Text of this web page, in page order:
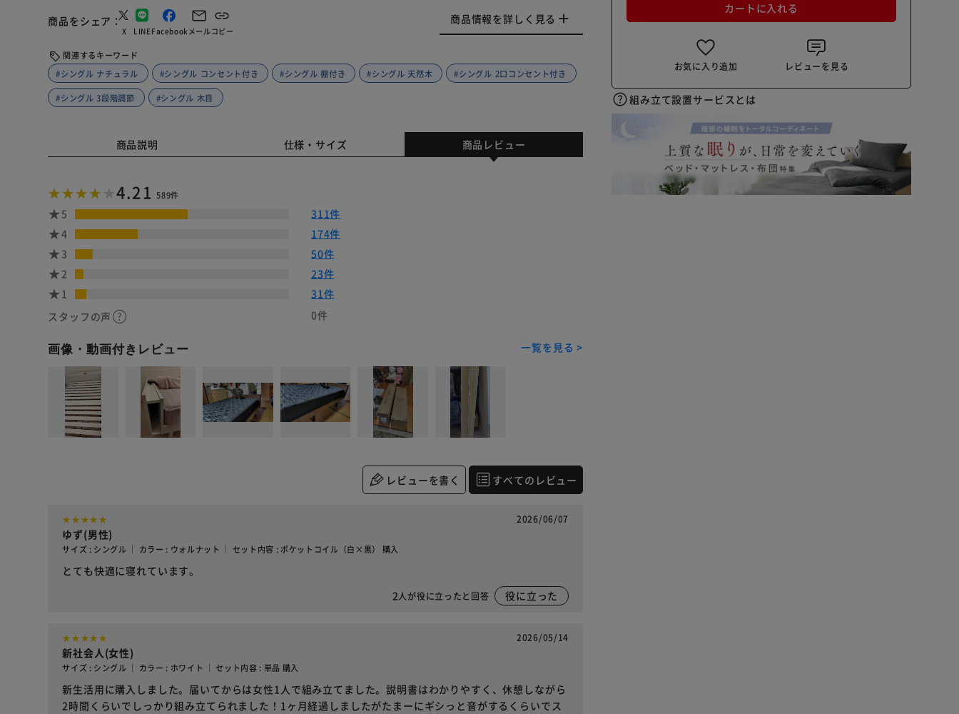
商品をシェア
X LINEFacebookメールコピー
商品情報を詳しく見る
関連するキーワード
#シングル ナチュラル
#シングル コンセント付き #シングル 棚付き #シングル 天然木 #シングル 2口コンセント付き
#シングル 3段階調節 #シングル 木目
カートに入れる
お気に入り追加 レビューを見る
組み立て設置サービスとは
商品説明 仕様・サイズ 商品レビュー
4.21 589件
5
311件
4
174件
3
50件
2
23件
1
31件
スタッフの声
0件
画像・動画付きレビュー 一覧を見る >
レビューを書く すべてのレビュー
2026/06/07
ゆず(男性)
サイズ : シングル ｜ カラー : ウォルナット ｜ セット内容 : ポケットコイル（白×黒） 購入
とても快適に寝れています。
2人が役に立ったと回答 役に立った
2026/05/14
新社会人(女性)
サイズ : シングル ｜ カラー : ホワイト ｜ セット内容 : 単品 購入
新生活用に購入しました。届いてからは女性1人で組み立てました。説明書はわかりやすく、休憩しながら
2時間くらいでしっかり組み立てられました！1ヶ月経過しましたがたまーにギシっと音がするくらいでス